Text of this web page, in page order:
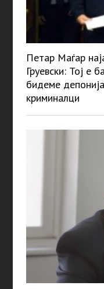
Петар Маѓар
Груевски: Тој е
бидеме
криминалци